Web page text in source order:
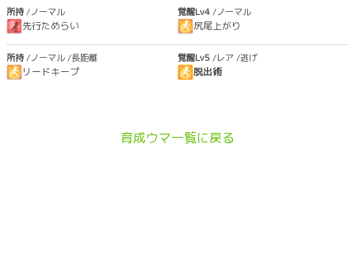
所持/ノーマル
先行ためらい
所持/ノーマル/長距離
リードキープ
覚醒Lv4/ノーマル
尻尾上がり
覚醒Lv5/レア /逃げ
脱出術
育成ウマ一覧に戻る